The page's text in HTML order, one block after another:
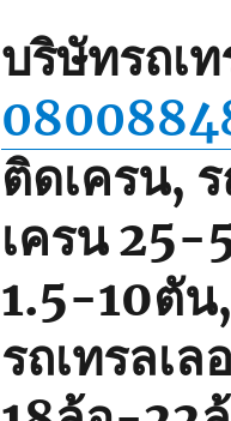
บริษัทรถเท
ติดเครน,
เครน
1.5-10ตัน
รถเทรลเล